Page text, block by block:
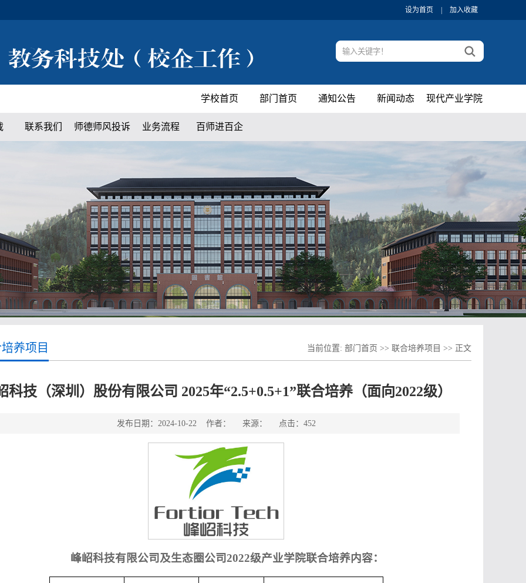
设为首页 加入收藏
学校首页 部门首页 通知公告 新闻动态 现代产业学院
联系我们 师德师风投诉 业务流程 百师进百企
养项目 当前位置: 部门首页 >> 联合培养项目 >> 正文
科技（深圳）股份有限公司 2025年“2.5+0.5+1”联合培养（面向2022级）
发布日期：2024-10-22 作者： 来源： 点击： 452
峰岹科技有限公司及生态圈公司2022级产业学院联合培养内容：